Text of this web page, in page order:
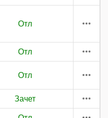
Отл
Отл
Отл
Зачет